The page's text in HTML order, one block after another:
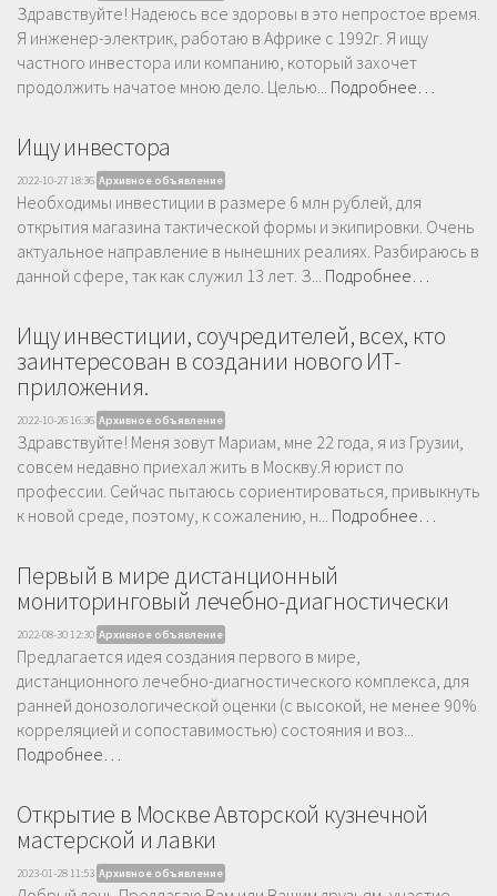
Здравствуйте! Надеюсь все здоровы в это непростое время.
Я инженер-электрик, работаю в Африке с 1992г. Я ищу
частного инвестора или компанию, который захочет
продолжить начатое мною дело. Целью... Подробнее…
Ищу инвестора
2022-10-27 18:36 Архивное объявление
Необходимы инвестиции в размере 6 млн рублей, для
открытия магазина тактической формы и экипировки. Очень
актуальное направление в нынешних реалиях. Разбираюсь в
данной сфере, так как служил 13 лет. З... Подробнее…
Ищу инвестиции, соучредителей, всех, кто
заинтересован в создании нового ИТ-
приложения.
2022-10-26 16:36 Архивное объявление
Здравствуйте! Меня зовут Мариам, мне 22 года, я из Грузии,
совсем недавно приехал жить в Москву.Я юрист по
профессии. Сейчас пытаюсь сориентироваться, привыкнуть
к новой среде, поэтому, к сожалению, н... Подробнее…
Первый в мире дистанционный
мониторинговый лечебно-диагностически
2022-08-30 12:30 Архивное объявление
Предлагается идея создания первого в мире,
дистанционного лечебно-диагностического комплекса, для
ранней донозологической оценки (с высокой, не менее 90%
корреляцией и сопоставимостью) состояния и воз...
Подробнее…
Открытие в Москве Авторской кузнечной
мастерской и лавки
2023-01-28 11:53 Архивное объявление